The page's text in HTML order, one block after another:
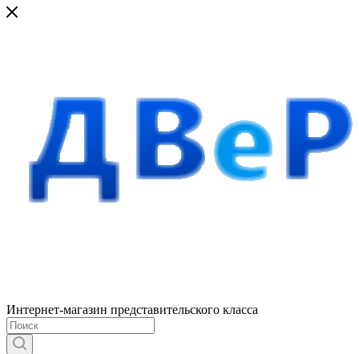
Интернет-магазин представительского класса